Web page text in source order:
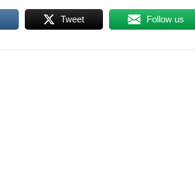
Tweet Follow us